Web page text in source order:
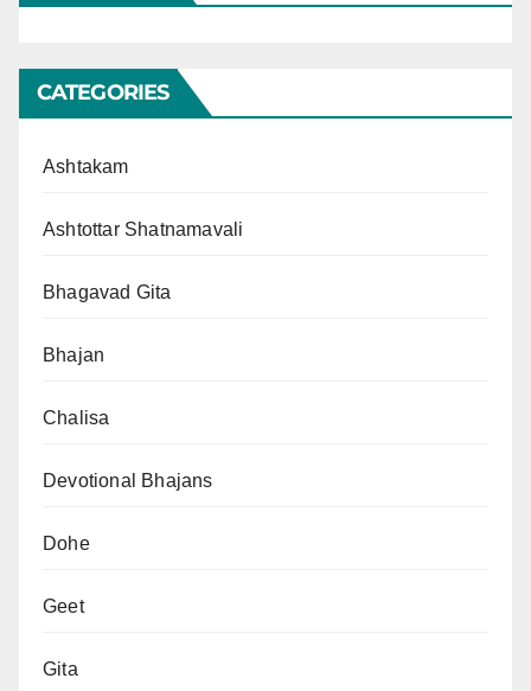
CATEGORIES
Ashtakam
Ashtottar Shatnamavali
Bhagavad Gita
Bhajan
Chalisa
Devotional Bhajans
Dohe
Geet
Gita